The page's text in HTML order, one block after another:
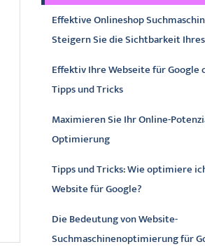
Effektive Onlineshop
Steigern Sie die Sichtbarkeit
Effektiv Ihre Webseite für
Tipps und Tricks
Maximieren Sie Ihr Online-
Optimierung
Tipps und Tricks: Wie optimiere
Website für Google?
Die Bedeutung von Website-
Suchmaschinenoptimierung für